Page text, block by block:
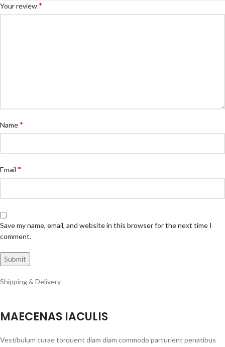
Your review*
Name*
Email *
Save my name, email, and website in this browser for the next time I
comment.
Shipping & Delivery
MAECENAS IACULIS
Vestibulum curae torquent diam diam commodo parturient penatibus